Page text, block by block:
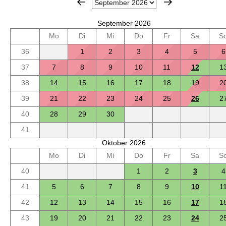
September 2026
Mo
Di Mi Do Fr Sa
36
1 2 3 4 5
6
37
7 8 9 10 11 12
38
14 15 16 17 18 19
39
21 22 23 24 25 26
40
28 29
30
41
Oktober 2026
Mo
Di Mi Do Fr Sa
40
1 2 3
4
41
5 6 7 8 9 10
11
42
12 13 14 15 16 17
43
19 20 21 22 23 24